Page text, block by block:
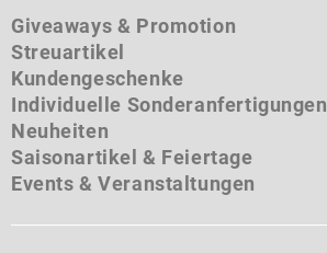
Giveaways & Promotion
Streuartikel
Kundengeschenke
Individuelle Sonderanfertigungen
Neuheiten
Saisonartikel & Feiertage
Events & Veranstaltungen